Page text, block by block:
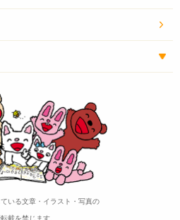
いる文章・イラスト・写真の